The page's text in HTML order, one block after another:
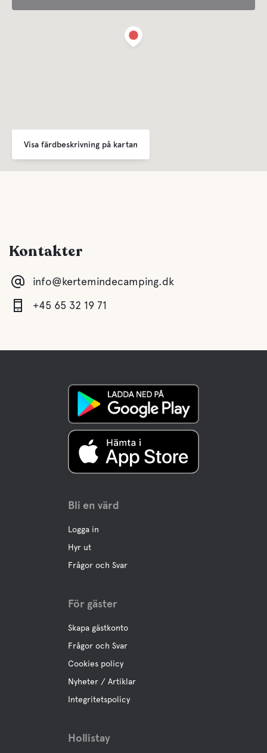
Visa färdbeskrivning på kartan
Kontakter
info@kertemindecamping.dk
+45 65 32 19 71
Bli en värd
Logga in
Hyr ut
Frågor och Svar
För gäster
Skapa gästkonto
Frågor och Svar
Cookies policy
Nyheter / Artiklar
Integritetspolicy
Hollistay